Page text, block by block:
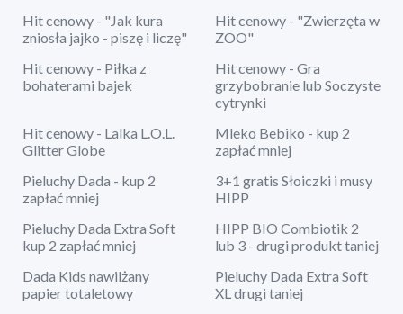
Hit cenowy - "Jak kura
zniosła jajko - piszę i liczę"
Hit cenowy - "Zwierzęta w
ZOO"
Hit cenowy - Piłka z
bohaterami bajek
Hit cenowy - Gra
grzybobranie lub Soczyste
cytrynki
Hit cenowy - Lalka L.O.L.
Glitter Globe
Mleko Bebiko - kup 2
zapłać mniej
Pieluchy Dada - kup 2
zapłać mniej
3+1 gratis Słoiczki i musy
HIPP
Pieluchy Dada Extra Soft
kup 2 zapłać mniej
HIPP BIO Combiotik 2
lub 3 - drugi produkt taniej
Dada Kids nawilżany
papier totaletowy
Pieluchy Dada Extra Soft
XL drugi taniej